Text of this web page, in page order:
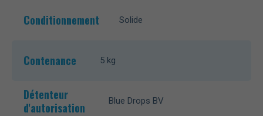
Conditionnement Solide
Contenance 5 kg
Détenteur
d'autorisation
Blue Drops BV